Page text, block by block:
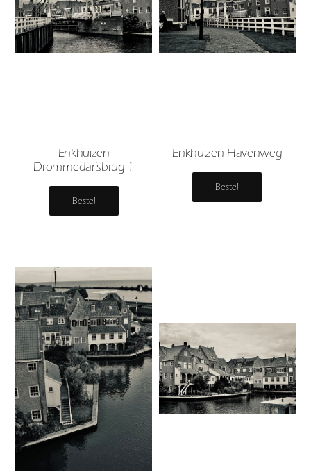
Enkhuizen
Drommedarisbrug 1
Bestel
Enkhuizen Havenweg
Bestel